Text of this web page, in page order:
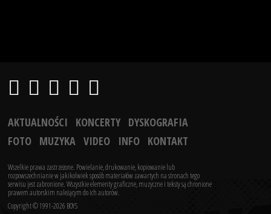
AKTUALNOŚCI KONCERTY DYSKOGRAFIA
FOTO MUZYKA VIDEO INFO KONTAKT
Wszelkie prawa zastrzeżone. Powielanie, drukowanie, kopiowanie lub
rozpowszechnianie w jakikolwiek sposób materiałów zawartych na stronach tego
serwisu jest zabronione.Wszystkie elementy graficzne, muzyczne i teksty są chronione
prawem autorskim należącym do ich autorów.
Copyright © 1991-2026 BOYS